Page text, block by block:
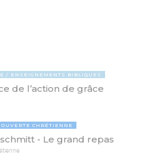
ENSEIGNEMENTS BIBLIQUES
de l’action de grâce
OUVERTE CHRÉTIENNE
- Le grand repas